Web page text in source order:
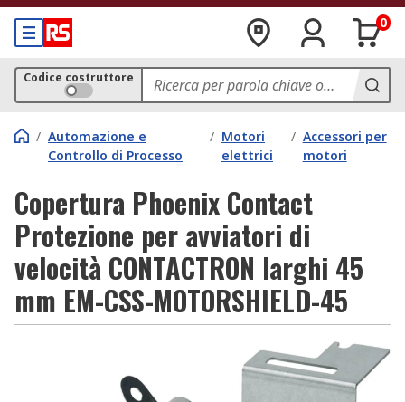
0
Codice costruttore
/ Automazione e
Controllo di Processo
/ Motori
elettrici
/ Accessori per
motori
Copertura Phoenix Contact
Protezione per avviatori di
velocità CONTACTRON larghi 45
mm EM-CSS-MOTORSHIELD-45